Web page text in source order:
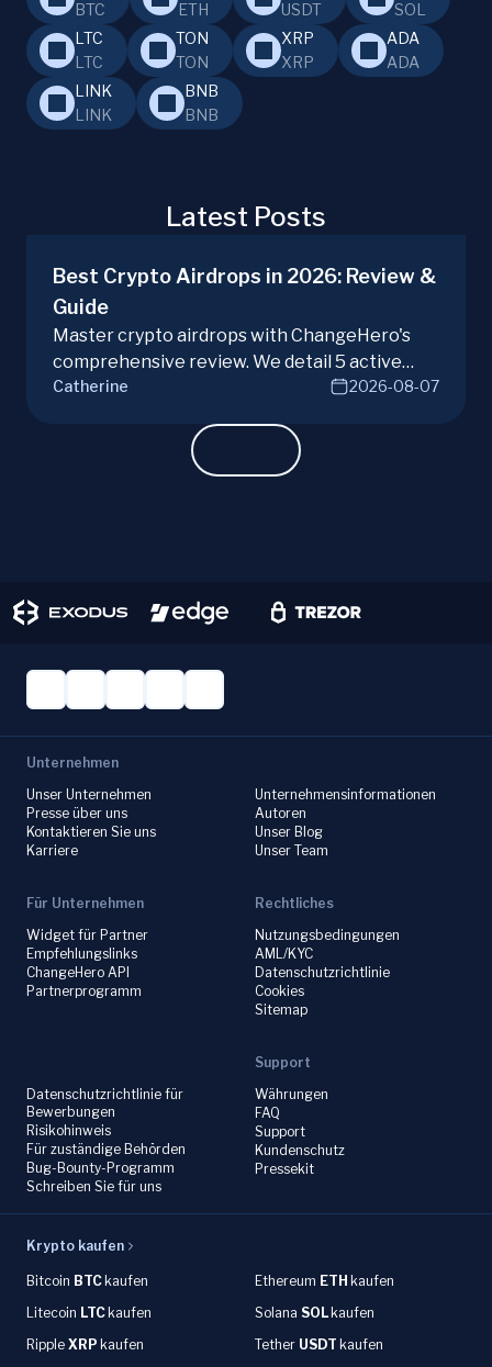
BTC ETH USDT
SOL
LTC
LTC
TON
TON
XRP
XRP
ADA
ADA
LINK
LINK
BNB
BNB
Latest Posts
Best Crypto Airdrops in 2026: Review &
Guide
Master crypto airdrops with ChangeHero's
comprehensive review. We detail 5 active
campaigns, risks, benefits, and a vital checklist
Catherine 2026-08-07
Unternehmen
Unser Unternehmen
Presse über uns
Kontaktieren Sie uns
Karriere
Unternehmensinformationen
Autoren
Unser Blog
Unser Team
Für Unternehmen
Widget für Partner
Empfehlungslinks
ChangeHero API
Partnerprogramm
Rechtliches
Nutzungsbedingungen
AML/KYC
Datenschutzrichtlinie
Cookies
Sitemap
Datenschutzrichtlinie für
Bewerbungen
Risikohinweis
Für zuständige Behörden
Bug-Bounty-Programm
Schreiben Sie für uns
Support
Währungen
FAQ
Support
Kundenschutz
Pressekit
Krypto kaufen
Bitcoin BTC kaufen Ethereum ETH kaufen
Litecoin LTC kaufen Solana SOL kaufen
Ripple XRP kaufen Tether USDT kaufen